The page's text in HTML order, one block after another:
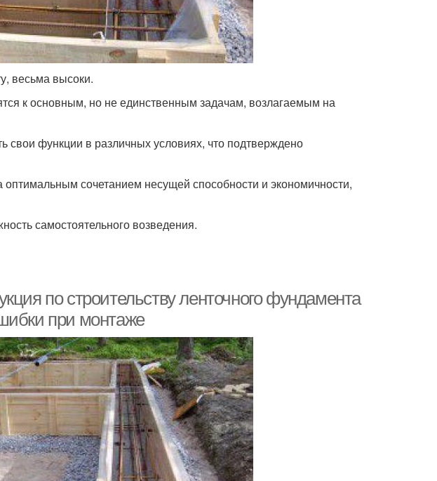
весьма высоки.
к основным, но не единственным задачам, возлагаемым на
функции в различных условиях, что подтверждено
сочетанием несущей способности и экономичности,
самостоятельного возведения.
по строительству ленточного фундамента
при монтаже